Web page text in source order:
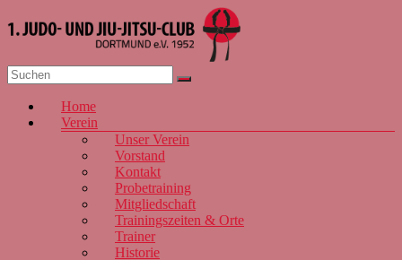
Inhalt
1. JJJC
Dortmund
e.V. 1952
Menü
Home
Verein
Unser Verein
Vorstand
Kontakt
Probetraining
Mitgliedschaft
Trainingszeiten & Orte
Trainer
Historie